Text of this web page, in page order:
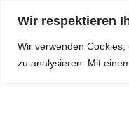
Wir respektieren
Wir verwenden
zu analysieren.
Mit